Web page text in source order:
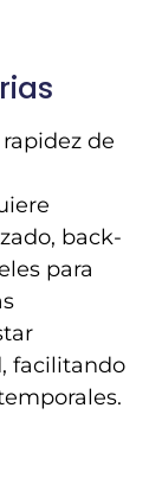
de
back-
para
facilitando